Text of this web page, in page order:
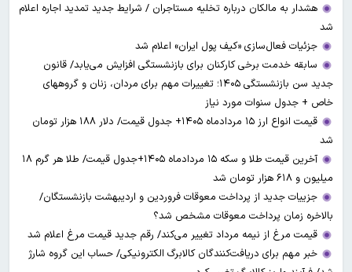
هشدار به مالکان درباره تخلیه مستاجران / شرایط جدید تمدید اجاره اعلام
شد
جزئیات فعال‌سازی «کیف پول ایران» اعلام شد
سابقه خدمت برخی کارکنان برای بازنشستگی افزایش می‌یابد/ قانون
جدید سن بازنشستگی ۱۴۰۵؛ تغییرات مهم برای مردان، زنان و گروههای
خاص + جدول سنوات مورد نیاز
قیمت انواع ارز ۱۵ مردادماه ۱۴۰۵+ جدول قیمت/ دلار ۱۸۸ هزار تومان
شد
آخرین قیمت طلا و سکه ۱۵ مردادماه ۱۴۰۵+جدول قیمت/ طلا هر گرم ۱۸
میلیون و ۶۱۸ هزار تومان شد
جزییات جدید از پرداخت معوقات فروردین و اردیبهشت بازنشستگان/
بالاخره زمان پرداخت معوقات مشخص شد؟
قیمت مرغ از نیمه مرداد تغییر می‌کند/ رقم جدید قیمت مرغ اعلام شد
خبر مهم برای دریافت‌کنندگان کالابرگ الکترونیکی/ حساب این گروه شارژ